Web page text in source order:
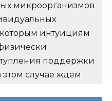
микроорганизмов
интуициям
поддержки
этом случае ждем.